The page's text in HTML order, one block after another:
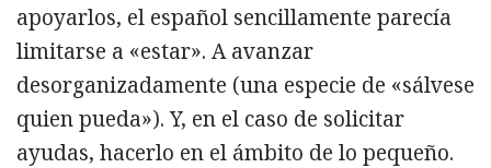
apoyarlos, el español sencillamente parecía
limitarse a «estar». A avanzar
desorganizadamente (una especie de «sálvese
quien pueda»). Y, en el caso de solicitar
ayudas, hacerlo en el ámbito de lo pequeño.